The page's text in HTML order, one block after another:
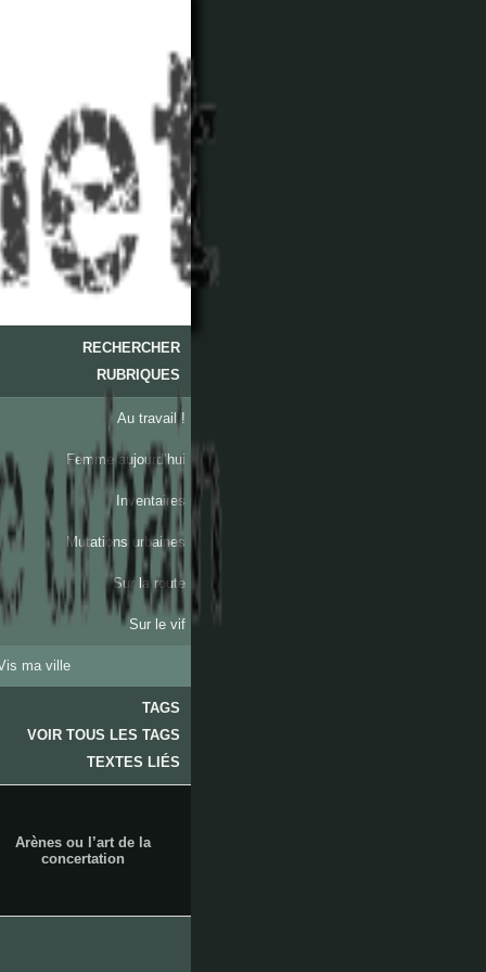
RECHERCHER
RUBRIQUES
Au travail !
Femme aujourd’hui
Inventaires
Mutations urbaines
Sur la route
Sur le vif
ma ville
TAGS
les
VOIR TOUS LES TAGS
TEXTES LIÉS
Arènes ou l’art de la
concertation